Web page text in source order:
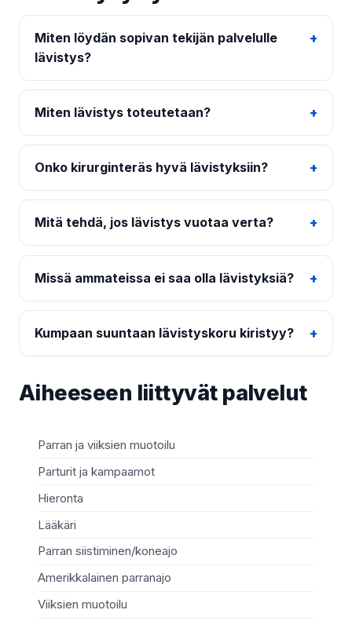
Miten löydän sopivan tekijän palvelulle
lävistys?
Miten lävistys toteutetaan?
Onko kirurginteräs hyvä lävistyksiin?
Mitä tehdä, jos lävistys vuotaa verta?
Missä ammateissa ei saa olla lävistyksiä?
Kumpaan suuntaan lävistyskoru kiristyy?
Aiheeseen liittyvät palvelut
Parran ja viiksien muotoilu
Parturit ja kampaamot
Hieronta
Lääkäri
Parran siistiminen/koneajo
Amerikkalainen parranajo
Viiksien muotoilu